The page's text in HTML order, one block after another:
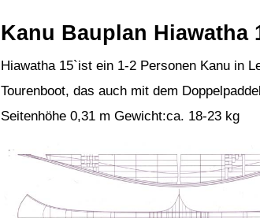
Kanu Bauplan Hiawatha
Hiawatha 15`ist ein 1-2 Personen Kanu in
Tourenboot, das auch mit dem
Seitenhöhe 0,31 m Gewicht:ca. 18-23 kg